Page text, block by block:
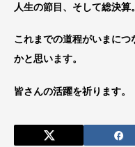
人生の節目、そして総決算。
これまでの道程がいまに
かと思います。
皆さんの活躍を祈ります。